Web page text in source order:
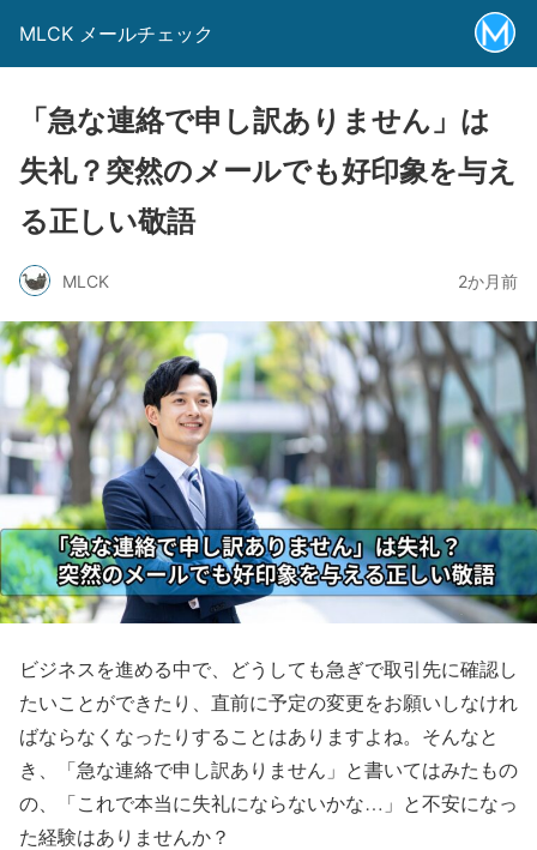
MLCK メールチェック
「急な連絡で申し訳ありません」は
失礼？突然のメールでも好印象を与え
る正しい敬語
MLCK 2か月前
ビジネスを進める中で、どうしても急ぎで取引先に確認し
たいことができたり、直前に予定の変更をお願いしなけれ
ばならなくなったりすることはありますよね。そんなと
き、「急な連絡で申し訳ありません」と書いてはみたもの
の、「これで本当に失礼にならないかな…」と不安になっ
た経験はありませんか？